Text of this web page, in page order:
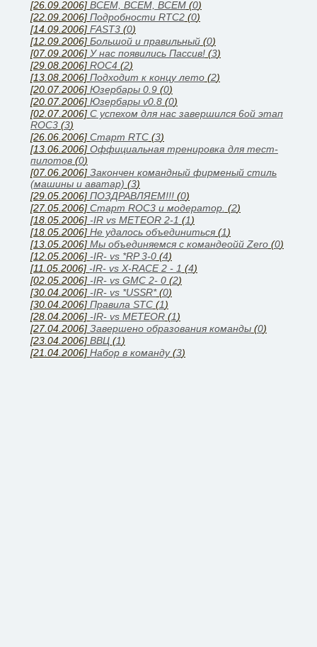
[26.09.2006] ВСЕМ, ВСЕМ, ВСЕМ (0)
[22.09.2006] Подробности RTC2 (0)
[14.09.2006] FAST3 (0)
[12.09.2006] Большой и правильный (0)
[07.09.2006] У нас появились Паcсив! (3)
[29.08.2006] ROC4 (2)
[13.08.2006] Подходит к концу лето (2)
[20.07.2006] Юзербары 0.9 (0)
[20.07.2006] Юзербары v0.8 (0)
[02.07.2006] С успехом для нас завершился 6ой этап
ROC3 (3)
[26.06.2006] Cтарт RTC (3)
[13.06.2006] Оффициальная тренировка для тест-
пилотов (0)
[07.06.2006] Закончен командный фирменый стиль
(машины и аватар) (3)
[29.05.2006] ПОЗДРАВЛЯЕМ!!! (0)
[27.05.2006] Старт ROC3 и модератор. (2)
[18.05.2006] -IR vs METEOR 2-1 (1)
[18.05.2006] Не удалось объединиться (1)
[13.05.2006] Мы объединяемся с командеойй Zero (0)
[12.05.2006] -IR- vs *RP 3-0 (4)
[11.05.2006] -IR- vs X-RACE 2 - 1 (4)
[02.05.2006] -IR- vs GMC 2- 0 (2)
[30.04.2006] -IR- vs *USSR*(0)
[30.04.2006] Правила STC (1)
[28.04.2006] -IR- vs METEOR (1)
[27.04.2006] Завершено образования команды (0)
[23.04.2006] ВВЦ (1)
[21.04.2006] Набор в команду(3)